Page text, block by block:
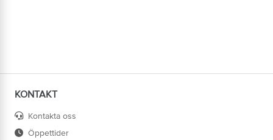
KONTAKT
Kontakta oss
Öppettider